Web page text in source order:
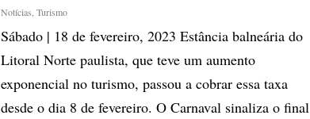
Notícias Turismo
Sábado | 18 de fevereiro, 2023 Estância balneária do
Litoral Norte paulista, que teve um aumento
exponencial no turismo, passou a cobrar essa taxa
desde o dia 8 de fevereiro. O Carnaval sinaliza o final